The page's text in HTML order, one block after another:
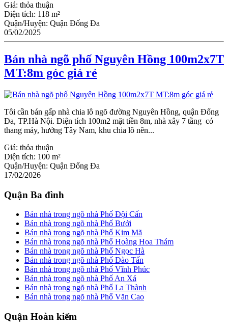
Giá: thỏa thuận
Diện tích: 118 m²
Quận/Huyện: Quận Đống Đa
05/02/2025
Bán nhà ngõ phố Nguyên Hồng 100m2x7T
MT:8m góc giá rẻ
Tôi cần bán gấp nhà chia lô ngõ đường Nguyên Hồng, quận Đống
Đa, TP.Hà Nội. Diện tích 100m2 mặt tiền 8m, nhà xây 7 tầng có
thang máy, hướng Tây Nam, khu chia lô nên...
Giá: thỏa thuận
Diện tích: 100 m²
Quận/Huyện: Quận Đống Đa
17/02/2026
Quận Ba đình
Bán nhà trong ngõ nhà Phố Đội Cấn
Bán nhà trong ngõ nhà Phố Bưởi
Bán nhà trong ngõ nhà Phố Kim Mã
Bán nhà trong ngõ nhà Phố Hoàng Hoa Thám
Bán nhà trong ngõ nhà Phố Ngọc Hà
Bán nhà trong ngõ nhà Phố Đào Tấn
Bán nhà trong ngõ nhà Phố Vĩnh Phúc
Bán nhà trong ngõ nhà Phố An Xá
Bán nhà trong ngõ nhà Phố La Thành
Bán nhà trong ngõ nhà Phố Văn Cao
Quận Hoàn kiếm